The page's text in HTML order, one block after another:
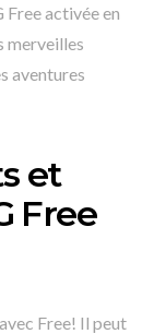
Free activée en
merveilles
aventures
et
Free
Free! Il peut